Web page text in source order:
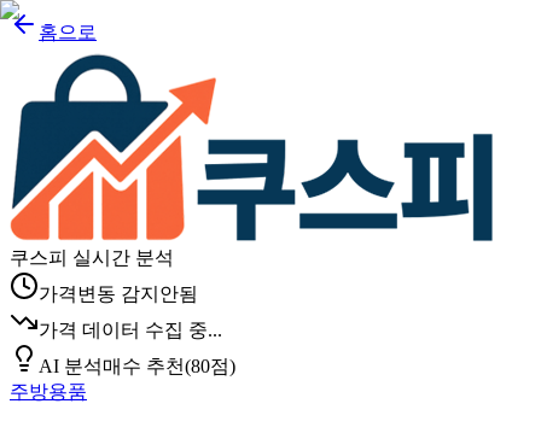
홈으로
쿠스피 실시간 분석
가격변동 감지안됨
가격 데이터 수집 중...
AI 분석매수 추천(80점)
주방용품